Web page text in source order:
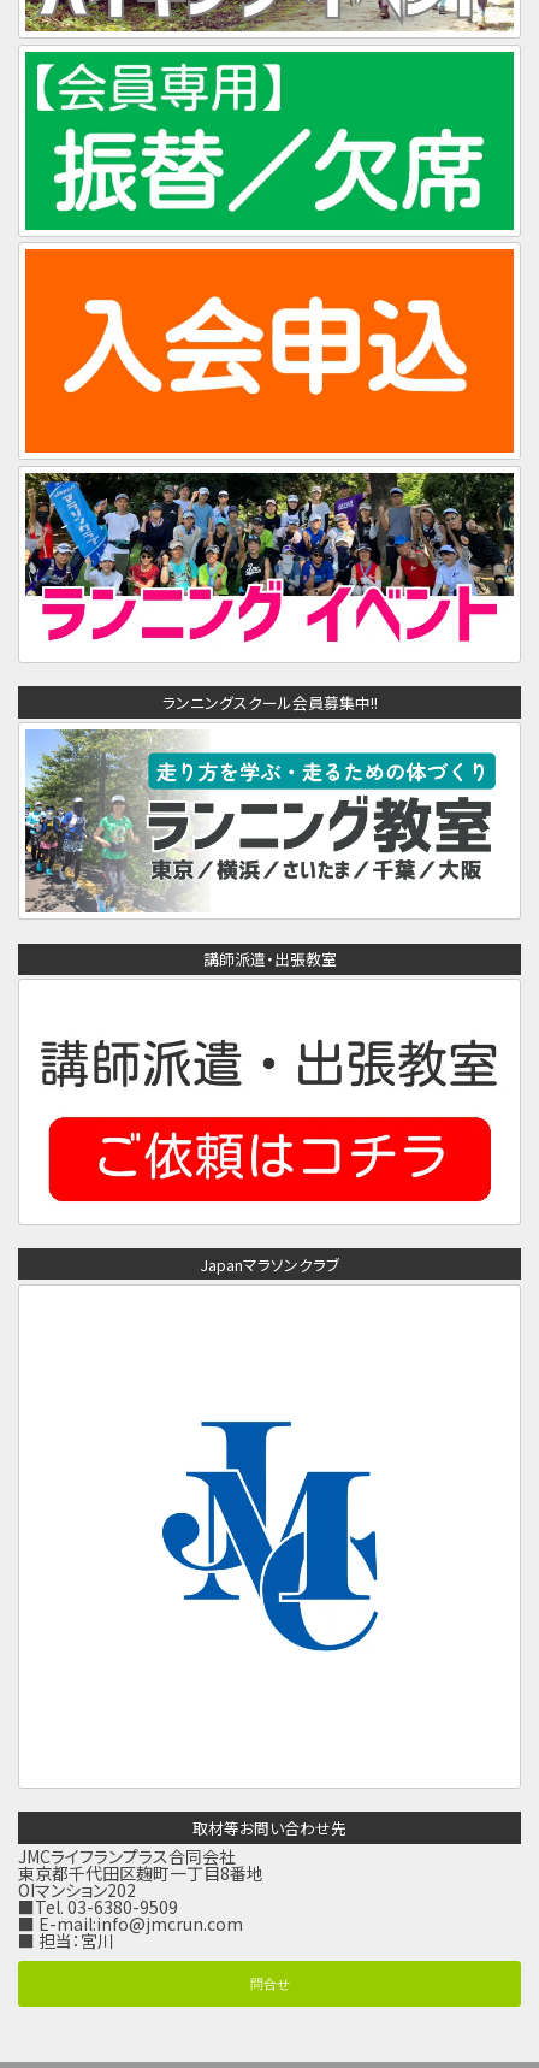
ランニングスクール会員募集中!!
講師派遣・出張教室
Japanマラソンクラブ
取材等お問い合わせ先
JMCライフランプラス合同会社
東京都千代田区麹町一丁目8番地
OIマンション202
■Tel. 03-6380-9509
■ E-mail:info@jmcrun.com
■ 担当：宮川
問合せ